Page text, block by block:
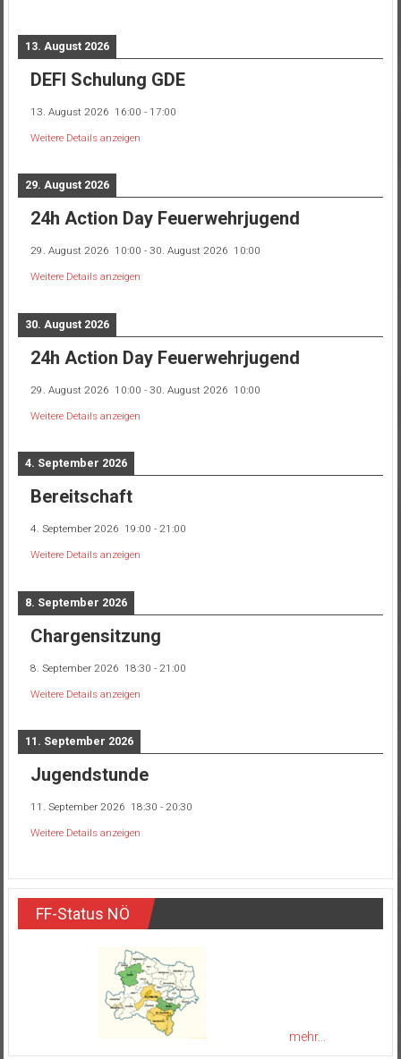
13. August 2026
DEFI Schulung GDE
13. August 2026 16:00 - 17:00
Weitere Details anzeigen
29. August 2026
24h Action Day Feuerwehrjugend
29. August 2026 10:00 - 30. August 2026 10:00
Weitere Details anzeigen
30. August 2026
24h Action Day Feuerwehrjugend
29. August 2026 10:00 - 30. August 2026 10:00
Weitere Details anzeigen
4. September 2026
Bereitschaft
4. September 2026 19:00 - 21:00
Weitere Details anzeigen
8. September 2026
Chargensitzung
8. September 2026 18:30 - 21:00
Weitere Details anzeigen
11. September 2026
Jugendstunde
11. September 2026 18:30 - 20:30
Weitere Details anzeigen
FF-Status NÖ
mehr...